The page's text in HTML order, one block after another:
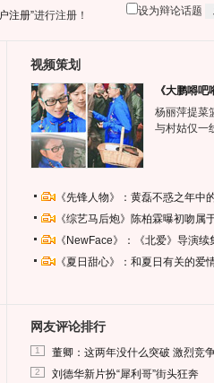
注册”进行注册！ 设为辩论话题
视频策划
《大鹏嘚
杨丽萍提菜
与村姑仅一
《先锋人物》：黄磊不惑之年中
《综艺马后炮》陈柏霖曝初吻属
《NewFace》：《北爱》导演续
《夏日甜心》：和夏日有关的爱
网友评论排行
1 董卿：这两年没什么突破 激烈竞
2 刘德华新片扮“犀利哥”街头狂奔